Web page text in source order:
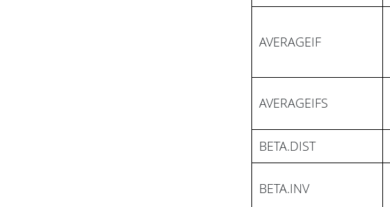
AVERAGEIF
AVERAGEIFS
BETA.DIST
BETA.INV